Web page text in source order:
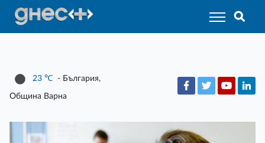
23 ℃ - България,
Община Варна